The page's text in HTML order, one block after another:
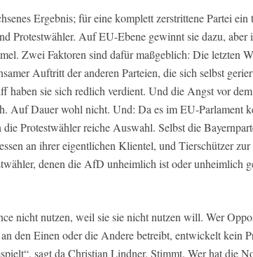
Ergebnis; für eine komplett zerstrittene Partei ein
Protestwähler. Auf EU-Ebene gewinnt sie dazu, aber
Zwei Faktoren sind dafür maßgeblich: Die letzten
Auftritt der anderen Parteien, die sich selbst
haben sie sich redlich verdient. Und die Angst vor dem
Auf Dauer wohl nicht. Und: Da es im EU-Parlament
Protestwähler reiche Auswahl. Selbst die
an ihrer eigentlichen Klientel, und Tierschützer
denen die AfD unheimlich ist oder unheimlich
nicht nutzen, weil sie sie nicht nutzen will. Wer
den Einen oder die Andere betreibt, entwickelt kein
sagt da Christian Lindner. Stimmt. Wer hat die